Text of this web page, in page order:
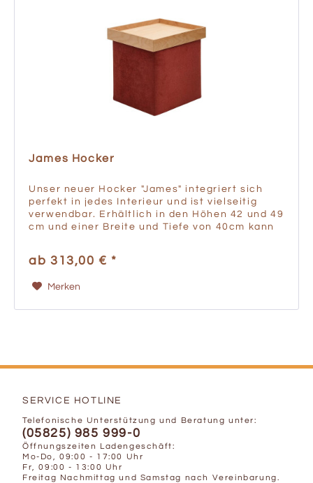
James Hocker
Unser neuer Hocker "James" integriert sich
perfekt in jedes Interieur und ist vielseitig
verwendbar. Erhältlich in den Höhen 42 und 49
cm und einer Breite und Tiefe von 40cm kann
ab 313,00 € *
Merken
SERVICE HOTLINE
Telefonische Unterstützung und Beratung unter:
(05825) 985 999-0
Öffnungszeiten Ladengeschäft:
Mo-Do, 09:00 - 17:00 Uhr
Fr, 09:00 - 13:00 Uhr
Freitag Nachmittag und Samstag nach Vereinbarung.